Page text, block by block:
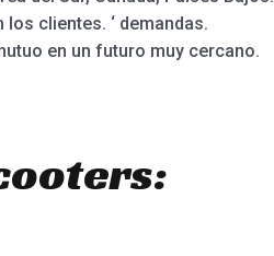
clientes. ‘ demandas.
en un futuro muy cercano.